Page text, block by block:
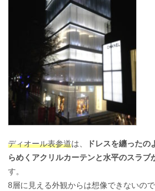
ディオール表参道は、
ドレスを纏った
らめくアクリルカーテンと水平のスラブ
す。
8層に見える外観からは想像できないので